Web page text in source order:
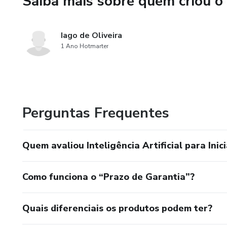
Profissionais curiosos sobre
Qualquer um que queira se
Não é necessário
Formato: PDF digital
Iago de Oliveira
1 Ano Hotmarter
Perguntas Frequentes
Quem avaliou Inteligência Artificial para
Como funciona o “Prazo de Garantia”?
Quais diferenciais os produtos podem ter?